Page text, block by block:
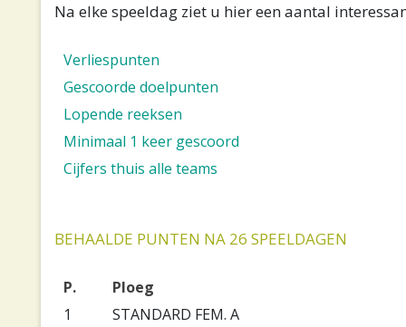
Na elke speeldag ziet u hier een aantal
Verliespunten
Gescoorde doelpunten
Lopende reeksen
Minimaal 1 keer gescoord
Cijfers thuis alle teams
BEHAALDE PUNTEN NA 26 SPEELDAGEN
P.
Ploeg
1
STANDARD FEM. A